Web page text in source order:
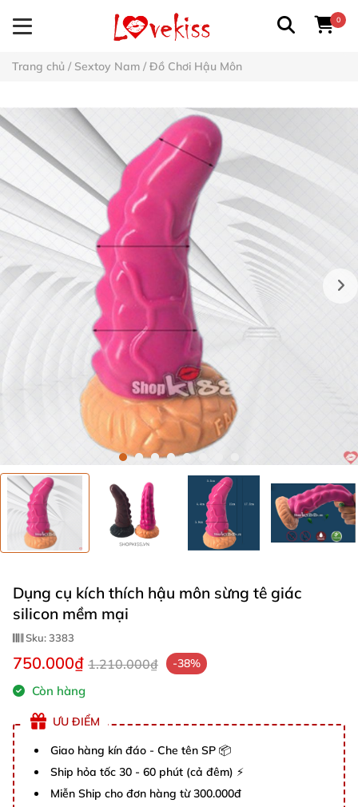
0
Trang chủ / Sextoy Nam / Đồ Chơi Hậu Môn
Dụng cụ kích thích hậu môn sừng tê giác
silicon mềm mại
Sku:3383
750.000₫ 1.210.000₫ -38%
Còn hàng
ƯU ĐIỂM
Giao hàng kín đáo - Che tên SP 📦
Ship hỏa tốc 30 - 60 phút (cả đêm) ⚡
Miễn Ship cho đơn hàng từ 300.000đ